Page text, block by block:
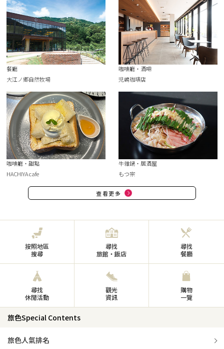
餐廳
大江ノ郷自然牧場
咖啡廳・酒吧
児嶋珈琲店
咖啡廳・甜點
HACHIYA cafe
牛雜鍋・居酒屋
もつ宗
查看更多
按照地區
搜尋
尋找
旅館・飯店
尋找
餐廳
尋找
休閒活動
觀光
資訊
購物
一覽
旅色Special Contents
旅色人氣排名